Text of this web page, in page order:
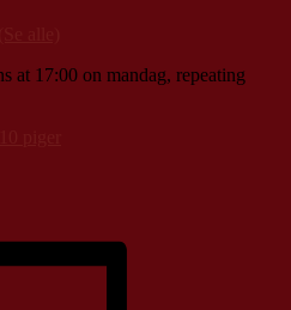
at 17:00 on mandag, repeating